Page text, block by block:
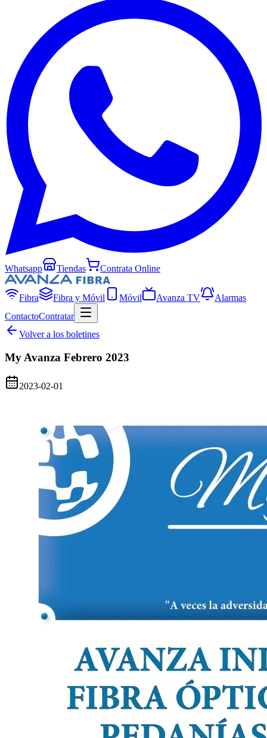
Whatsapp Tiendas Contrata Online
Fibra Fibra y Móvil Móvil Avanza TV
Alarmas
ContactoContratar
Volver a los boletines
My Avanza Febrero 2023
2023-02-01